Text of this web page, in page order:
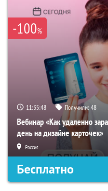
-100%
11:35:47 Получили:48
Вебинар «Как удаленно
день на дизайне карточек»
Россия
Бесплатно